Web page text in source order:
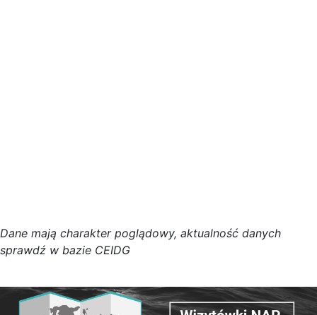
Dane mają charakter poglądowy, aktualność danych
sprawdź w bazie CEIDG